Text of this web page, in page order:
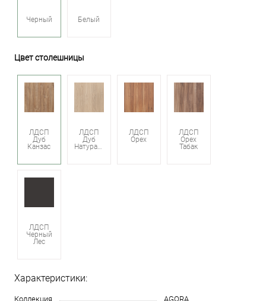
Черный Белый
Цвет столешницы
ЛДСП
Дуб
Канзас
ЛДСП
Дуб
Натуральный
ЛДСП
Орех
ЛДСП
Орех
Табак
ЛДСП
Черный
Лес
Характеристики:
Коллекция
AGORA